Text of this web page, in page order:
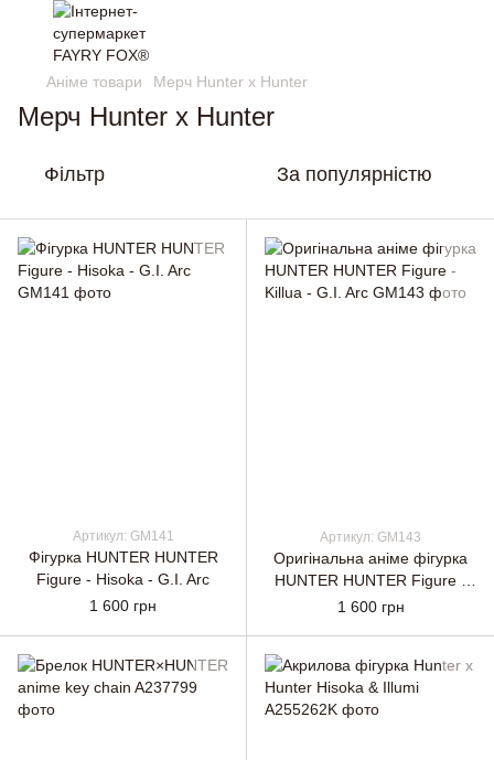
Аніме товари Мерч Hunter x Hunter
Мерч Hunter x Hunter
Фільтр За популярністю
Артикул: GM141
Фігурка HUNTER HUNTER
Figure - Hisoka - G.I. Arc
1 600 грн
Артикул: GM143
Оригінальна аніме фігурка
HUNTER HUNTER Figure -
Killua - G.I. Arc
1 600 грн